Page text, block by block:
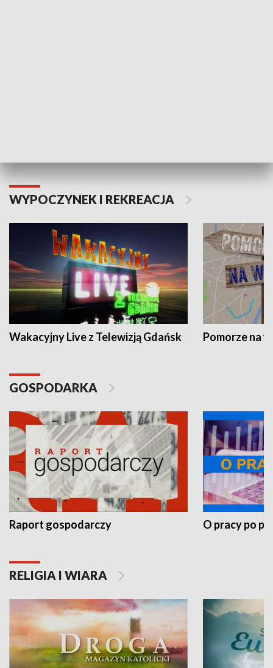
WYPOCZYNEK I REKREACJA
Wakacyjny Live z Telewizją Gdańsk Pomorze na
GOSPODARKA
Raport gospodarczy O pracy po
RELIGIA I WIARA